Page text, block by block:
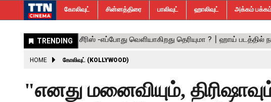
கோலிவுட் சின்னத்திரை பாலிவுட் ஹாலிவுட் அக்கம்
HOME கோலிவுட் (KOLLYWOOD)
"எனது மனைவியும்,